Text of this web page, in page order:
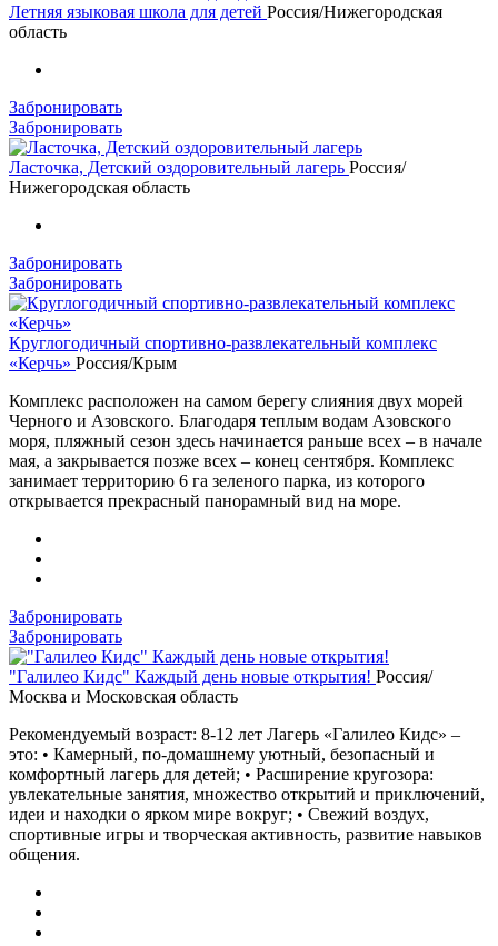
Летняя языковая школа для детей Россия/Нижегородская
область
Забронировать
Забронировать
Ласточка, Детский оздоровительный лагерь Россия/
Нижегородская область
Забронировать
Забронировать
Круглогодичный спортивно-развлекательный комплекс
«Керчь» Россия/Крым
Комплекс расположен на самом берегу слияния двух морей
Черного и Азовского. Благодаря теплым водам Азовского
моря, пляжный сезон здесь начинается раньше всех – в начале
мая, а закрывается позже всех – конец сентября. Комплекс
занимает территорию 6 га зеленого парка, из которого
открывается прекрасный панорамный вид на море.
Забронировать
Забронировать
"Галилео Кидс" Каждый день новые открытия! Россия/
Москва и Московская область
Рекомендуемый возраст: 8-12 лет Лагерь «Галилео Кидс» –
это: • Камерный, по-домашнему уютный, безопасный и
комфортный лагерь для детей; • Расширение кругозора:
увлекательные занятия, множество открытий и приключений,
идеи и находки о ярком мире вокруг; • Свежий воздух,
спортивные игры и творческая активность, развитие навыков
общения.